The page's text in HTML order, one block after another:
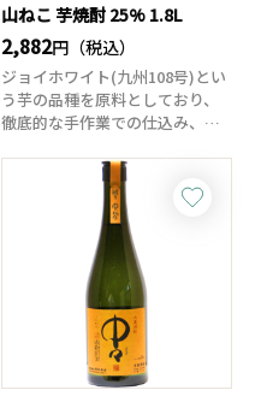
山ねこ 芋焼酎 25% 1.8L
2,882円（税込）
ジョイホワイト(九州108号)とい
う芋の品種を原料としており、
徹底的な手作業での仕込み、そ